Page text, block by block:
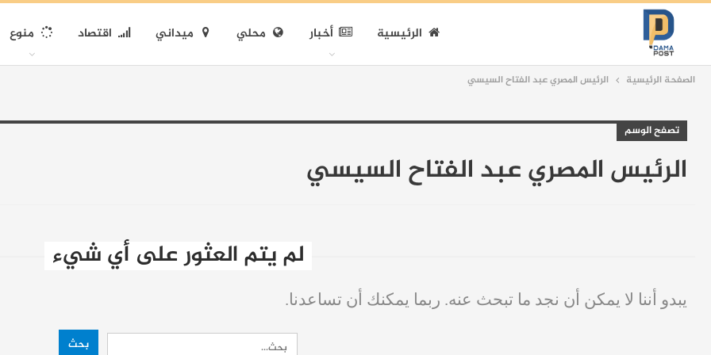
الرئيسية أخبار محلي ميداني اقتصاد منوع
الصفحة الرئيسية الرئيس المصري عبد الفتاح السيسي
تصفح الوسم
الرئيس المصري عبد الفتاح السيسي
لم يتم العثور على أي شيء
يبدو أننا لا يمكن أن نجد ما تبحث عنه. ربما يمكنك أن تساعدنا.